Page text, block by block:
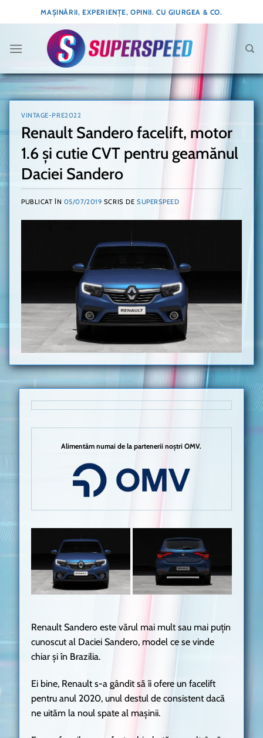
to
MAȘINĂRII, EXPERIENȚE, OPINII. CU GIURGEA & CO.
VINTAGE-PRE2022
Renault Sandero facelift, motor
1.6 și cutie CVT pentru geamănul
Daciei Sandero
PUBLICAT ÎN 05/07/2019 SCRIS DE SUPERSPEED
Alimentăm numai de la partenerii noștri OMV.
Renault Sandero este vărul mai mult sau mai puțin
cunoscut al Daciei Sandero, model ce se vinde
chiar și în Brazilia.
Ei bine, Renault s-a gândit să îi ofere un facelift
pentru anul 2020, unul destul de consistent dacă
ne uităm la noul spate al mașinii.